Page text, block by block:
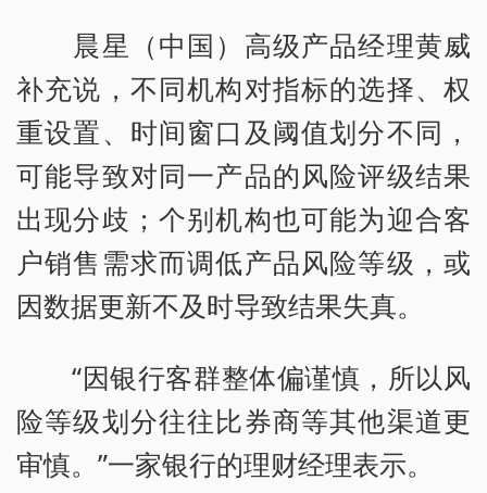
晨星（中国）高级产品经理黄威
补充说，不同机构对指标的选择、权
重设置、时间窗口及阈值划分不同，
可能导致对同一产品的风险评级结果
出现分歧；个别机构也可能为迎合客
户销售需求而调低产品风险等级，或
因数据更新不及时导致结果失真。
“因银行客群整体偏谨慎，所以风
险等级划分往往比券商等其他渠道更
审慎。”一家银行的理财经理表示。